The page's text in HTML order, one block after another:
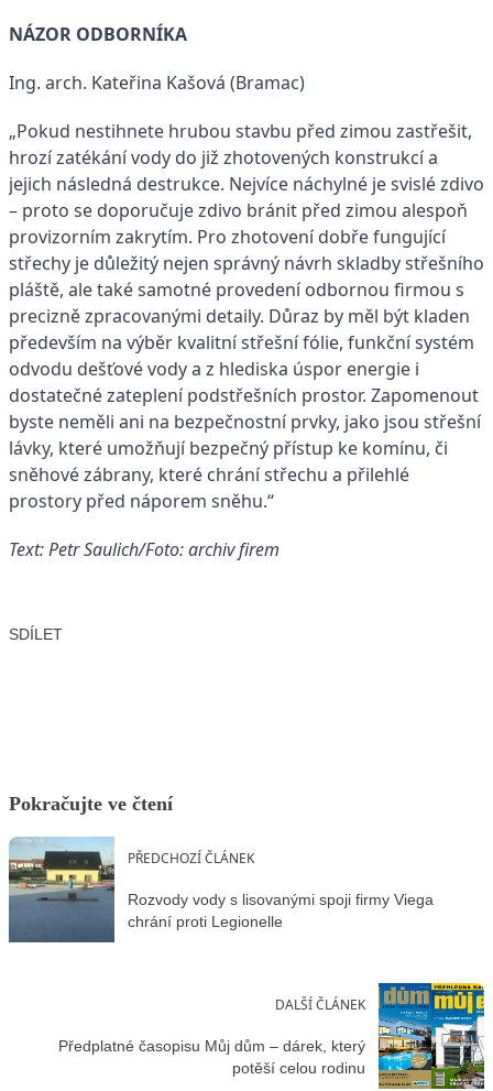
NÁZOR ODBORNÍKA
Ing. arch. Kateřina Kašová (Bramac)
„Pokud nestihnete hrubou stavbu před zimou zastřešit,
hrozí zatékání vody do již zhotovených konstrukcí a
jejich následná destrukce. Nejvíce náchylné je svislé zdivo
– proto se doporučuje zdivo bránit před zimou alespoň
provizorním zakrytím. Pro zhotovení dobře fungující
střechy je důležitý nejen správný návrh skladby střešního
pláště, ale také samotné provedení odbornou firmou s
precizně zpracovanými detaily. Důraz by měl být kladen
především na výběr kvalitní střešní fólie, funkční systém
odvodu dešťové vody a z hlediska úspor energie i
dostatečné zateplení podstřešních prostor. Zapomenout
byste neměli ani na bezpečnostní prvky, jako jsou střešní
lávky, které umožňují bezpečný přístup ke komínu, či
sněhové zábrany, které chrání střechu a přilehlé
prostory před náporem sněhu.“
Text: Petr Saulich/Foto: archiv firem
SDÍLET
Pokračujte ve čtení
PŘEDCHOZÍ ČLÁNEK
Rozvody vody s lisovanými spoji firmy Viega
chrání proti Legionelle
DALŠÍ ČLÁNEK
Předplatné časopisu Můj dům – dárek, který
potěší celou rodinu